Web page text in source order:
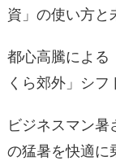
資」の使い方と
都心高騰による
くら郊外」シ
ビジネスマン暑
の猛暑を快適に